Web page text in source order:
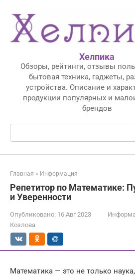
контенту
Хелпика
Обзоры, рейтинги, отзывы
бытовая техника, гаджеты,
устройства. Описание и
продукции популярных и
брендов
Поиск:
Главная » Информация
Репетитор по Математике:
и Уверенности
Опубликовано: 16 Авг 2023
Козлова
Математика — это не только